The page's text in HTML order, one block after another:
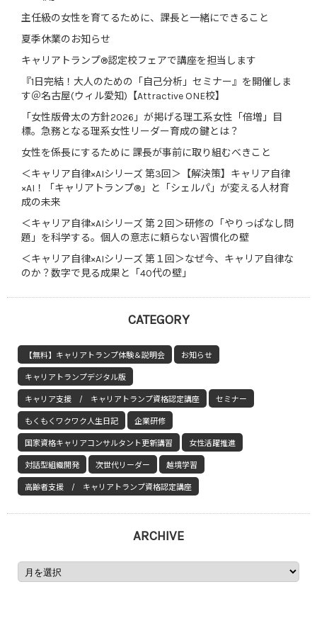
主任級の女性を育てるために、課長と一緒にできること
夏季休業のお知らせ
キャリアトランプ®認定校フェアで講座を担当します
『1日完結！大人のための「自己分析」セミナー』を開催しま
す＠名古屋(ウィル愛知)【Attractive ONE校】
「女性版骨太の方針2026」が掲げる理工系女性「倍増」目
標。急務となる理系女性リーダー育成の鍵とは？
女性を係長にするために 課長が事前に取り組むべきこと
＜キャリア自律×AIシリーズ 第3回＞【解決策】キャリア自律
×AI！「キャリアトランプ®」と「シェルパ」が変える人材育
成の未来
＜キャリア自律×AIシリーズ 第２回＞研修の「やりっぱなし問
題」を科学する。個人の意志に頼らない習慣化の壁
＜キャリア自律×AIシリーズ 第１回＞なぜ今、キャリア自律な
のか？数字で見る成果と「40代の壁」
CATEGORY
【無料】キャリアトランプ体験＆説明会 お知らせ
キャリアトランプデジタル版
キャリア支援 / キャリアトランプ資格認定講座 セミナー
もくもくワクワク人生日記 企業研修
国家資格キャリアコンサルタント更新講習 女性活躍推進
対話型組織開発 次世代リーダー 越境学習
高齢者支援 / キャリアトランプ資格認定講座
ARCHIVE